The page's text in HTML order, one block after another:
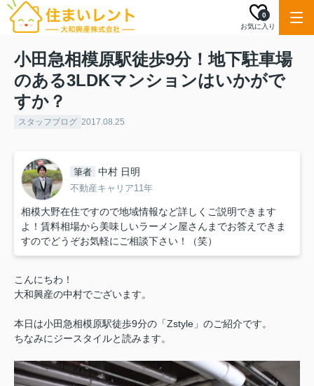
お気に入り
0
小田急相模原駅徒歩9分！地下駐車場
のある3LDKマンションはいかがで
すか？
スタッフブログ 2017.08.25
筆者 中村 日明
不動産キャリア11年
相模大野在住ですので地域情報など詳しくご説明できます
よ！賃料相場から美味しいラーメン屋さんまでお答えできま
すのでどうぞお気軽にご相談下さい！（笑）
こんにちわ！
大和興産の中村でございます。
本日は小田急相模原駅徒歩9分の「Zstyle」のご紹介です。
ちなみにジースタイルと読みます。